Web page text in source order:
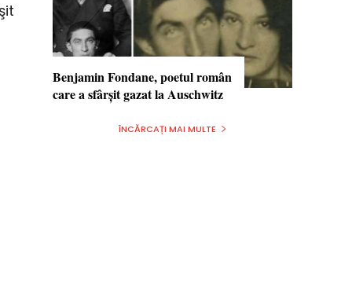
Benjamin Fondane, poetul român
care a sfârşit gazat la Auschwitz
ÎNCĂRCAȚI MAI MULTE